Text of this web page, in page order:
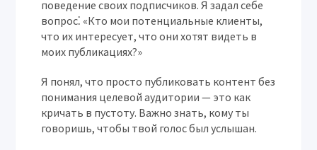
поведение своих подписчиков. Я задал себе
вопрос⁚ «Кто мои потенциальные клиенты,
что их интересует, что они хотят видеть в
моих публикациях?»
Я понял, что просто публиковать контент без
понимания целевой аудитории — это как
кричать в пустоту. Важно знать, кому ты
говоришь, чтобы твой голос был услышан.